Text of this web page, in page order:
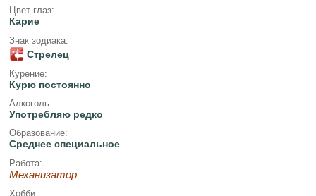
Цвет глаз:
Карие
Знак зодиака:
Стрелец
Курение:
Курю постоянно
Алкоголь:
Употребляю редко
Образование:
Среднее специальное
Работа:
Механизатор
Хобби: